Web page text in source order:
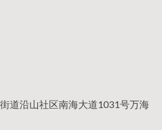
道沿山社区南海大道1031号万海